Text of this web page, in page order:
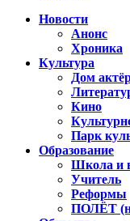
Новости
Анонс
Хроника
Культура
Дом
Кино
Парк
Образование
Школа и
Учитель
Реформы
ПОЛЁТ